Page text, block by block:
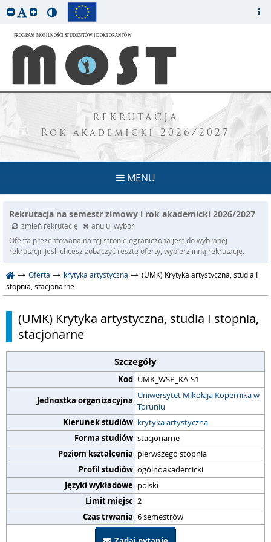
REKRUTACJA
Rok akademicki 2026/2027
MENU
Rekrutacja na semestr zimowy i rok akademicki 2026/2027
zmień rekrutację
anuluj wybór
Oferta prezentowana na tej stronie ograniczona jest do wybranej
rekrutacji. Jeśli chcesz zobaczyć resztę oferty, wybierz inną rekrutację.
Oferta krytyka artystyczna
(UMK) Krytyka artystyczna, studia I
stopnia, stacjonarne
(UMK) Krytyka artystyczna, studia I stopnia,
stacjonarne
Szczegóły
Kod UMK_WSP_KA-S1
Jednostka organizacyjna Uniwersytet Mikołaja Kopernika w
Toruniu
Kierunek studiów krytyka artystyczna
Forma studiów stacjonarne
Poziom kształcenia pierwszego stopnia
Profil studiów ogólnoakademicki
Języki wykładowe polski
Limit miejsc 2
Czas trwania 6 semestrów